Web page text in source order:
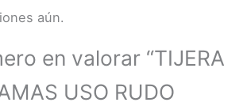
aún.
en valorar “TIJERA
USO RUDO